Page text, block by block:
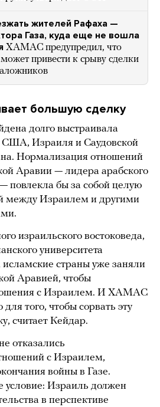
жителей Рафаха —
Газа, куда еще не вошла
ХАМАС предупредил, что
привести к срыву сделки
большую сделку
долго выстраивала
США, Израиля и Саудовской
Нормализация отношений
Аравии — лидера арабского
повлекла бы за собой целую
между Израилем и другими
израильского востоковеда,
университета
исламские страны уже заняли
Аравией, чтобы
с Израилем. И ХАМАС
того, чтобы сорвать эту
считает Кейдар.
отказались
с Израилем,
войны в Газе.
условие: Израиль должен
в перспективе